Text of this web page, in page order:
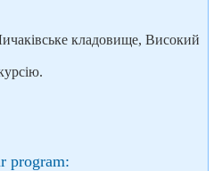
кладовище, Високий
program: